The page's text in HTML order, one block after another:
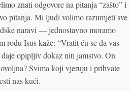
znati odgovore na pitanja “zašto” i
pitanja. Mi ljudi volimo razumjeti sve
naravi — jednostavno moramo
Isus kaže: “Vratit ću se da vas
opipljiv dokaz niti jamstvo. On
Svima koji vjeruju i prihvate
nas kući.